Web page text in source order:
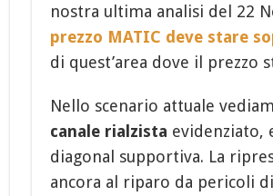
nostra ultima analisi del 22
prezzo MATIC deve stare
di quest’area dove il prezzo
Nello scenario attuale
canale rialzista evidenziato,
diagonal supportiva. La
ancora al riparo da pericoli